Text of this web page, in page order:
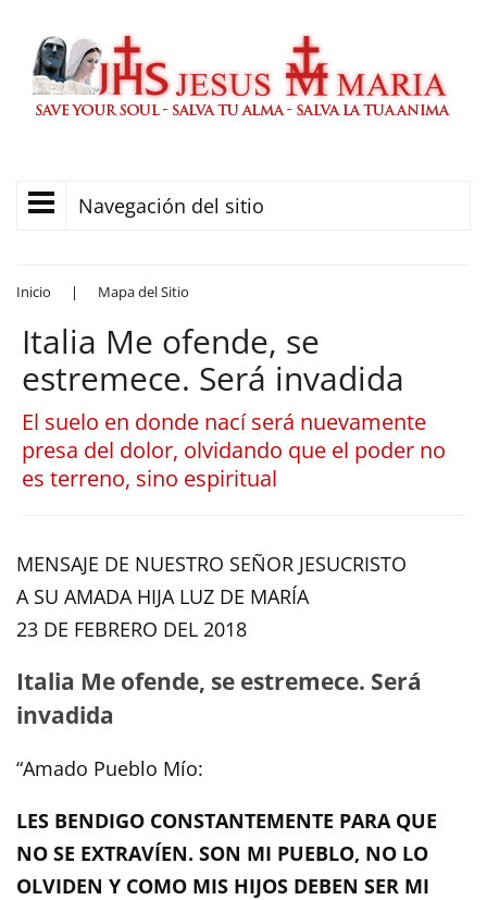
Navegación del sitio
Inicio | Mapa del Sitio
Italia Me ofende, se
estremece. Será invadida
El suelo en donde nací será nuevamente
presa del dolor, olvidando que el poder no
es terreno, sino espiritual
MENSAJE DE NUESTRO SEÑOR JESUCRISTO
A SU AMADA HIJA LUZ DE MARÍA
23 DE FEBRERO DEL 2018
Italia Me ofende, se estremece. Será
invadida
“Amado Pueblo Mío:
LES BENDIGO CONSTANTEMENTE PARA QUE
NO SE EXTRAVÍEN. SON MI PUEBLO, NO LO
OLVIDEN Y COMO MIS HIJOS DEBEN SER MI